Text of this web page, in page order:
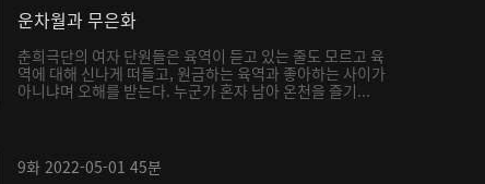
운차월과 무은화
춘희극단의 여자 단원들은 육역이 듣고 있는 줄도 모르고 육
역에 대해 신나게 떠들고, 원금하는 육역과 좋아하는 사이가
아니냐며 오해를 받는다. 누군가 혼자 남아 온천을 즐기...
9화 2022-05-01 45분